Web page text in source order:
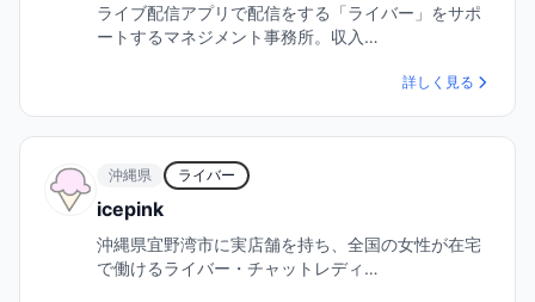
ライブ配信アプリで配信をする「ライバー」をサポ
ートするマネジメント事務所。収入…
詳しく見る
沖縄県 ライバー
icepink
沖縄県宜野湾市に実店舗を持ち、全国の女性が在宅
で働けるライバー・チャットレディ…